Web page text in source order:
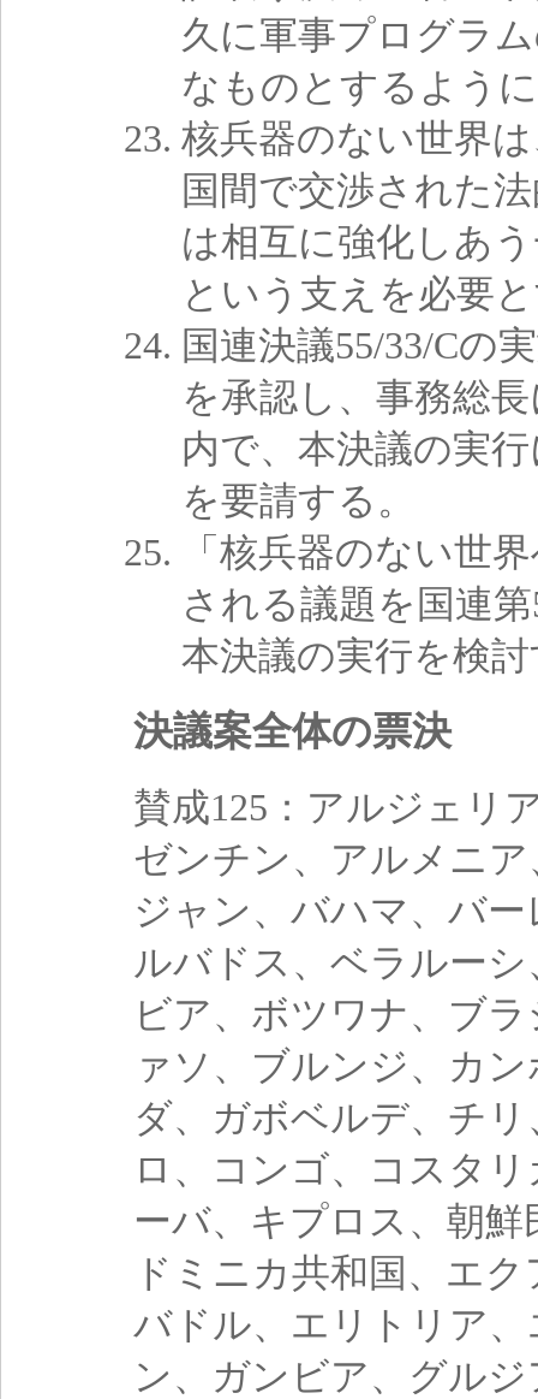
久に軍事プログラ
なものとするよう
核兵器のない世界
国間で交渉された
は相互に強化しあ
という支えを必要
国連決議55/33/Cの
を承認し、事務総
内で、本決議の実
を要請する。
「核兵器のない世
される議題を国連
本決議の実行を検
決議案全体の票決
賛成125：アルジェリ
ゼンチン、アルメニ
ジャン、バハマ、バ
ルバドス、ベラルー
ビア、ボツワナ、ブ
ァソ、ブルンジ、カ
ダ、ガボベルデ、チ
ロ、コンゴ、コスタ
ーバ、キプロス、朝
ドミニカ共和国、エ
バドル、エリトリア
ン、ガンビア、グル